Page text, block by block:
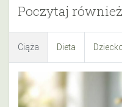
Poczytaj
Ciąża Dieta